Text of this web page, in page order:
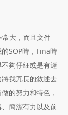
大，而且文件
SOP時，Tina時
夠仔細或是有邏
我冗長的敘述去
的努力和特色，
簡潔有力以及前